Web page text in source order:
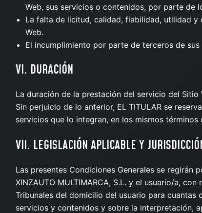
Web, sus servicios o contenidos, por parte de
La falta de licitud, calidad, fiabilidad, utilidad
Web.
El incumplimiento por parte de terceros de
VI. DURACIÓN
La duración de la prestación del servicio del
Sin perjuicio de lo anterior, EL TITULAR se
servicios que lo integran, en los mismos
VII. LEGISLACIÓN APLICABLE Y
Las presentes Condiciones Generales se regirán
XINZAUTO MULTIMARCA, S.L. y el usuario/a,
Tribunales del domicilio del usuario para
servicios y contenidos y sobre la interpretación,